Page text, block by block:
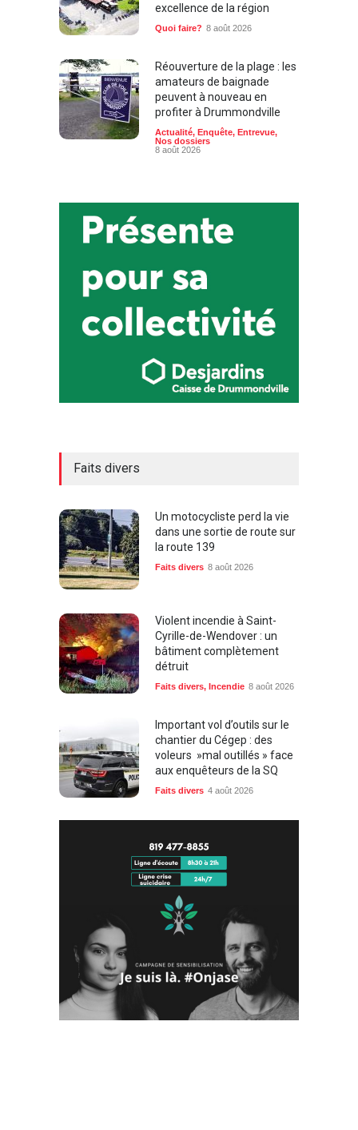
excellence de la région
Quoi faire? 8 août 2026
Réouverture de la plage : les
amateurs de baignade
peuvent à nouveau en
profiter à Drummondville
Actualité, Enquête, Entrevue,
Nos dossiers
8 août 2026
Faits divers
Un motocycliste perd la vie
dans une sortie de route sur
la route 139
Faits divers 8 août 2026
Violent incendie à Saint-
Cyrille-de-Wendover : un
bâtiment complètement
détruit
Faits divers, Incendie 8 août 2026
Important vol d’outils sur le
chantier du Cégep : des
voleurs »mal outillés » face
aux enquêteurs de la SQ
Faits divers 4 août 2026